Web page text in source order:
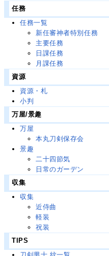
任務
任務一覧
新任審神者特別任務
主要任務
日課任務
月課任務
資源
資源・札
小判
万屋/景趣
万屋
本丸刀剣保存会
景趣
二十四節気
日常のガーデン
収集
収集
近侍曲
軽装
祝装
TIPS